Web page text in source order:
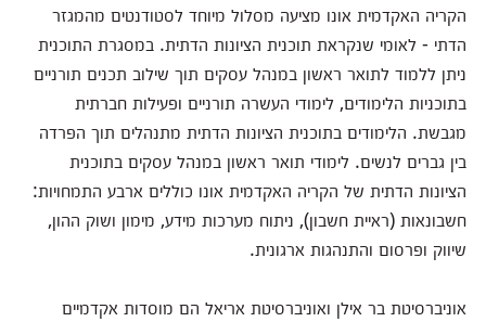
הקריה האקדמית אונו מציעה מסלול מיוחד לסטודנטים מהמגזר
הדתי - לאומי שנקראת תוכנית הציונות הדתית. במסגרת התוכנית
ניתן ללמוד לתואר ראשון במנהל עסקים תוך שילוב תכנים תורניים
בתוכניות הלימודים, לימודי העשרה תורניים ופעילות חברתית
מגבשת. הלימודים בתוכנית הציונות הדתית מתנהלים תוך הפרדה
בין גברים לנשים. לימודי תואר ראשון במנהל עסקים בתוכנית
הציונות הדתית של הקריה האקדמית אונו כוללים ארבע התמחויות:
חשבונאות (ראיית חשבון), ניתוח מערכות מידע, מימון ושוק ההון,
שיווק ופרסום והתנהגות ארגונית.
אוניברסיטת בר אילן ואוניברסיטת אריאל הם מוסדות אקדמיים